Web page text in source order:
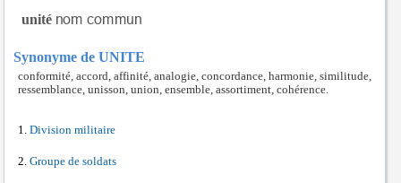
unité
Synonyme de UNITE
conformité, accord, affinité, analogie, concordance, harmonie, similitude,
ressemblance, unisson, union, ensemble, assortiment, cohérence.
Division militaire
Groupe de soldats